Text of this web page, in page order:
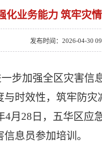
化业务能力 筑牢灾
发布时间：2026-04-30
步加强全区灾害信
与时效性，筑牢防灾
4月 28 日，五华区应
信息员参加培训。